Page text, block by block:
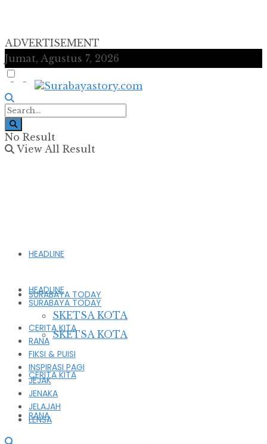
ADVERTISEMENT
Jumat, Agustus 7, 2026
No Result
View All Result
HEADLINE
SURABAYA TODAY
SKETSA KOTA
CERITA KITA
RANA
HEADLINE
SURABAYA TODAY
SKETSA KOTA
CERITA KITA
RANA
FIKSI & PUISI
INSPIRASI PAGI
JEJAK
JENAKA
JELAJAH
LENSA